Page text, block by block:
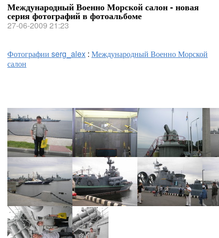
Международный Военно Морской салон - новая
серия фотографий в фотоальбоме
27-06-2009 21:23
Фотографии serg_alex : Международный Военно Морской
салон